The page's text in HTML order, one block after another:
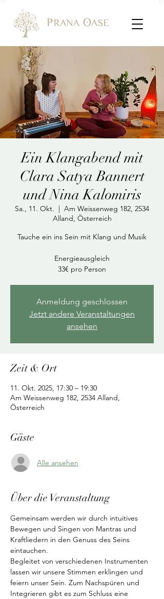
Ein Klangabend mit
Clara Satya Bannert
und Nina Kalomiris
Sa., 11. Okt.
  |
Am Weissenweg 182, 2534
Alland, Österreich
Tauche ein ins Sein mit Klang und Musik
Energieausgleich
33€ pro Person
Anmeldung geschlossen
Jetzt andere Veranstaltungen
ansehen
Zeit & Ort
11. Okt. 2025, 17:30 – 19:30
Am Weissenweg 182, 2534 Alland,
Österreich
Gäste
Alle ansehen
Über die Veranstaltung
Gemeinsam werden wir durch intuitives
Bewegen und Singen von Mantras und
Kraftliedern in den Genuss des Seins
eintauchen.
Begleitet von verschiedenen Instrumenten
lassen wir unsere Stimmen erklingen und
feiern unser Sein. Zum Nachspüren und
Integrieren gibt es zum Schluss eine